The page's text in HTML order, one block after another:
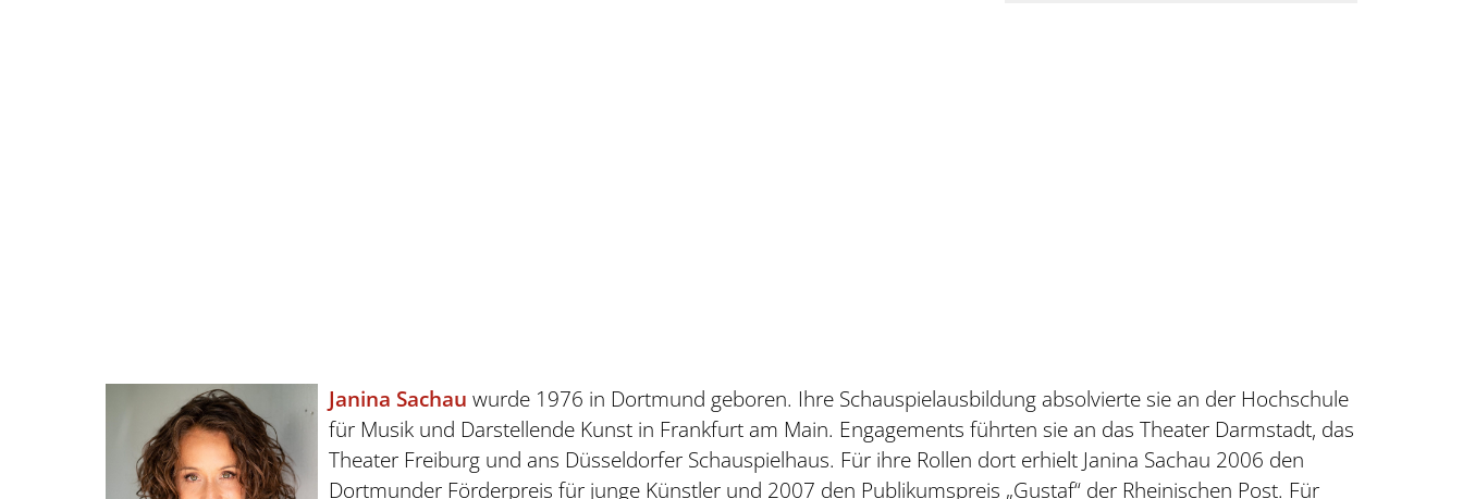
Janina Sachau wurde 1976 in Dortmund geboren. Ihre Schauspielausbildung absolvierte sie an der Hochschule
für Musik und Darstellende Kunst in Frankfurt am Main. Engagements führten sie an das Theater Darmstadt, das
Theater Freiburg und ans Düsseldorfer Schauspielhaus. Für ihre Rollen dort erhielt Janina Sachau 2006 den
Dortmunder Förderpreis für junge Künstler und 2007 den Publikumspreis „Gustaf“ der Rheinischen Post. Für